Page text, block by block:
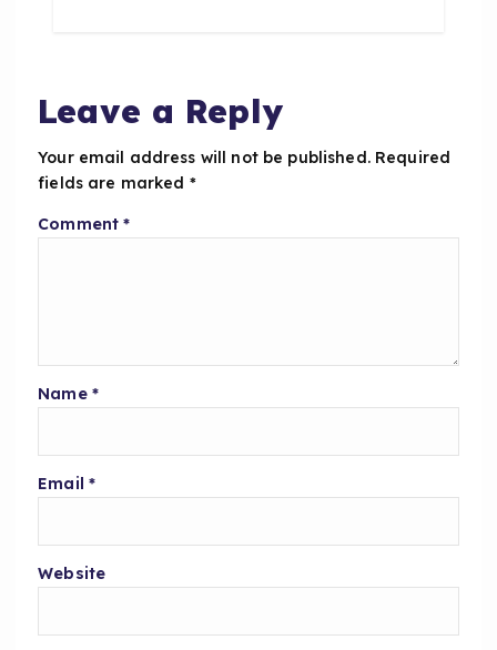
o
k
p
Leave a Reply
Your email address will not be published. Required
fields are marked *
Comment*
Name *
Email *
Website